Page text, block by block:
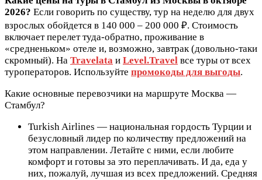
2026? Если говорить по существу, тур на неделю для двух
взрослых обойдется в 140 000 – 200 000 ₽. Стоимость
включает перелет туда-обратно, проживание в
«средненьком» отеле и, возможно, завтрак (довольно-таки
скромный). На Travelata и Level.Travel все туры от всех
туроператоров. Используйте промокоды для выгоды.
Какие основные перевозчики на маршруте Москва —
Стамбул?
Turkish Airlines — национальная гордость Турции и
безусловный лидер по количеству предложений на
этом направлении. Летайте с ними, если любите
комфорт и готовы за это переплачивать. И да, еда у
них, пожалуй, лучшая из всех предложений. Средняя